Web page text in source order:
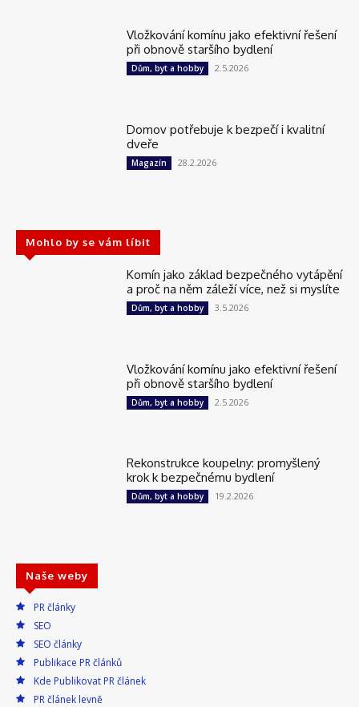
Vložkování komínu jako efektivní řešení
při obnově staršího bydlení
Dům, byt a hobby 2.5.2026
Domov potřebuje k bezpečí i kvalitní
dveře
Magazín 28.2.2026
Mohlo by se vám líbit
Komín jako základ bezpečného vytápění
a proč na něm záleží více, než si myslíte
Dům, byt a hobby 3.5.2026
Vložkování komínu jako efektivní řešení
při obnově staršího bydlení
Dům, byt a hobby 2.5.2026
Rekonstrukce koupelny: promyšlený
krok k bezpečnému bydlení
Dům, byt a hobby 19.2.2026
Naše weby
PR články
SEO
SEO články
Publikace PR článků
Kde Publikovat PR článek
PR článek levně